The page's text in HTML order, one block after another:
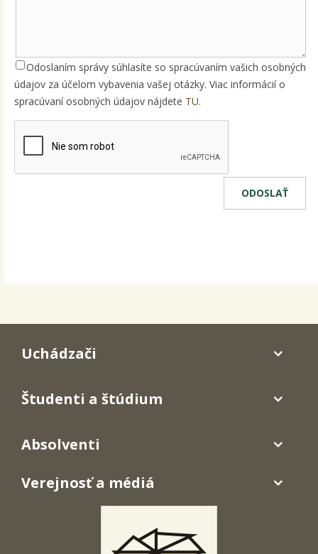
Odoslaním správy súhlasíte so spracúvaním vašich osobných
údajov za účelom vybavenia vašej otázky. Viac informácií o
spracúvaní osobných údajov nájdete TU.
Uchádzači
Študenti a štúdium
Absolventi
Verejnosť a médiá